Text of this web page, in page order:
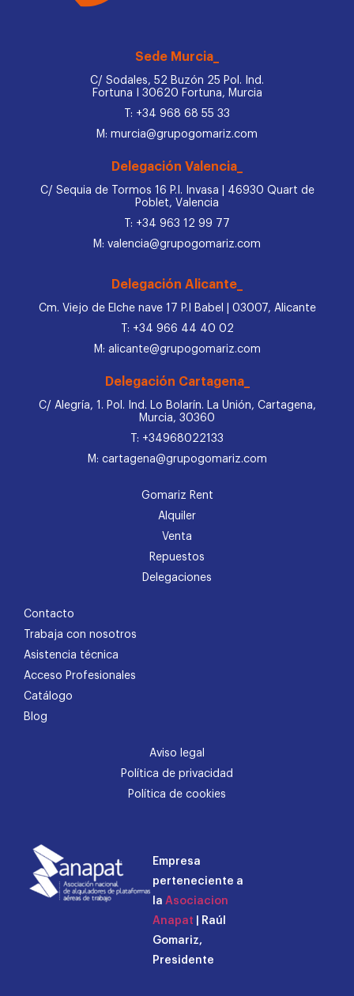
Sede Murcia_
C/ Sodales, 52 Buzón 25 Pol. Ind.
Fortuna I 30620 Fortuna, Murcia
T: +34 968 68 55 33
M: murcia@grupogomariz.com
Delegación Valencia_
C/ Sequia de Tormos 16 P.I. Invasa | 46930 Quart de
Poblet, Valencia
T: +34 963 12 99 77
M: valencia@grupogomariz.com
Delegación Alicante_
Cm. Viejo de Elche nave 17 P.I Babel | 03007, Alicante
T: +34 966 44 40 02
M: alicante@grupogomariz.com
Delegación Cartagena_
C/ Alegría, 1. Pol. Ind. Lo Bolarín. La Unión, Cartagena,
Murcia, 30360
T: +34968022133
M: cartagena@grupogomariz.com
Gomariz Rent
Alquiler
Venta
Repuestos
Delegaciones
Contacto
Trabaja con nosotros
Asistencia técnica
Acceso Profesionales
Catálogo
Blog
Aviso legal
Política de privacidad
Política de cookies
Empresa
perteneciente a
la Asociacion
Anapat | Raúl
Gomariz,
Presidente